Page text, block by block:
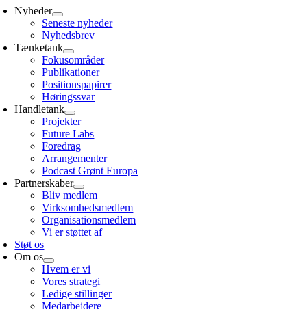
Nyheder
Seneste nyheder
Nyhedsbrev
Tænketank
Fokusområder
Publikationer
Positionspapirer
Høringssvar
Handletank
Projekter
Future Labs
Foredrag
Arrangementer
Podcast Grønt Europa
Partnerskaber
Bliv medlem
Virksomhedsmedlem
Organisationsmedlem
Vi er støttet af
Støt os
Om os
Hvem er vi
Vores strategi
Ledige stillinger
Medarbejdere